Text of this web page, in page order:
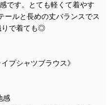
です。とても軽くて着やす
ールと長めの丈バランスでス
りで着ても◎
プシャツブラウス》
感